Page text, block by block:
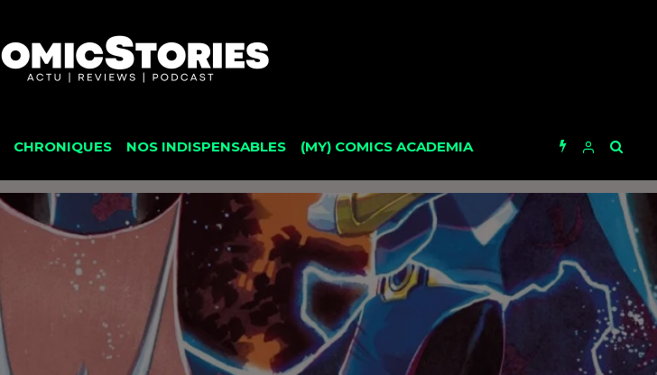
CHRONIQUES NOS INDISPENSABLES (MY) COMICS ACADEMIA